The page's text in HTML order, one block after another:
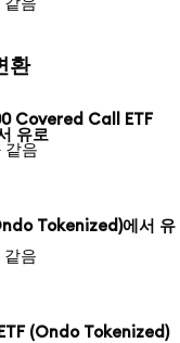
같음
환
Covered Call ETF
유로
같음
Tokenized)에서 유
음
(Ondo Tokenized)